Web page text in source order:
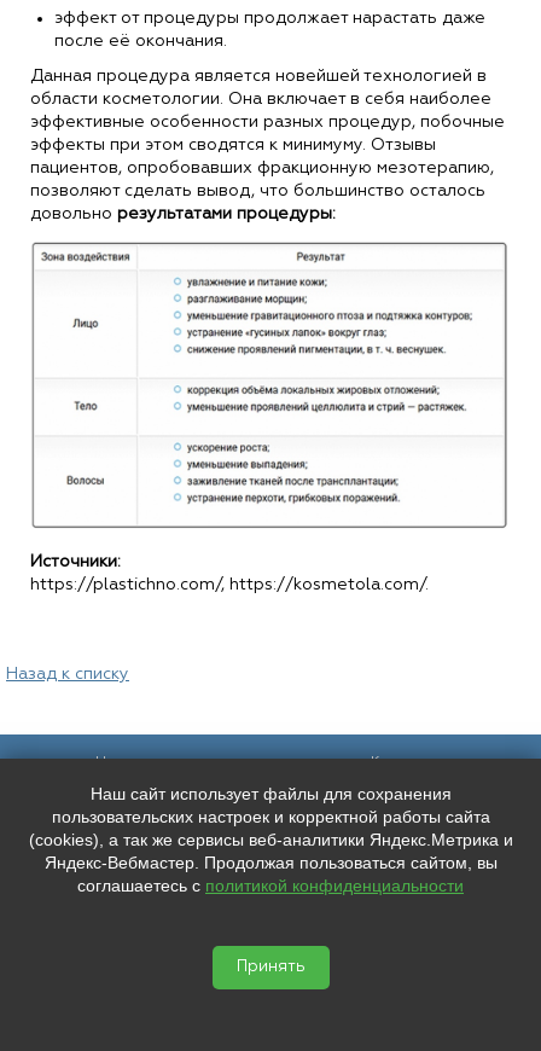
эффект от процедуры продолжает нарастать даже
после её окончания.
Данная процедура является новейшей технологией в
области косметологии. Она включает в себя наиболее
эффективные особенности разных процедур, побочные
эффекты при этом сводятся к минимуму. Отзывы
пациентов, опробовавших фракционную мезотерапию,
позволяют сделать вывод, что большинство осталось
довольно результатами процедуры:
Источники:
https://plastichno.com/, https://kosmetola.com/.
Назад к списку
ООО "ЛУЧШЕЕ ЛИЦО"
Наш адрес:
Санкт-Петербург,
Каменноостровский пр. 61/2, вход в
арку со стороны улицы Чапыгина
Режим работы: пн - пт: 10:00 - 18:00
Контакты:
+7 (921) 9606133
+7 (991) 0165010
mederispb@yandex.ru
Мы в социальных сетях:
Наш сайт использует файлы для сохранения
пользовательских настроек и корректной работы сайта
(cookies), а так же сервисы веб-аналитики Яндекс.Метрика и
Яндекс-Вебмастер. Продолжая пользоваться сайтом, вы
соглашаетесь с политикой конфиденциальности
Принять